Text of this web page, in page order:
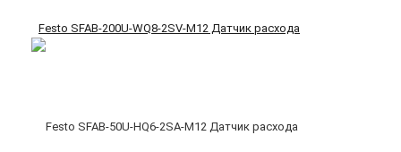
Festo SFAB-200U-WQ8-2SV-M12 Датчик расхода